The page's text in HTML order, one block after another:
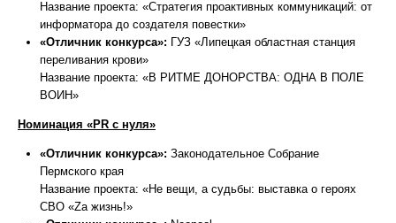
Название проекта: «Стратегия проактивных коммуникаций: от
информатора до создателя повестки»
«Отличник конкурса»: ГУЗ «Липецкая областная станция
переливания крови»
Название проекта: «В РИТМЕ ДОНОРСТВА: ОДНА В ПОЛЕ
ВОИН»
Номинация «PR с нуля»
«Отличник конкурса»: Законодательное Собрание
Пермского края
Название проекта: «Не вещи, а судьбы: выставка о героях
СВО «Za жизнь!»